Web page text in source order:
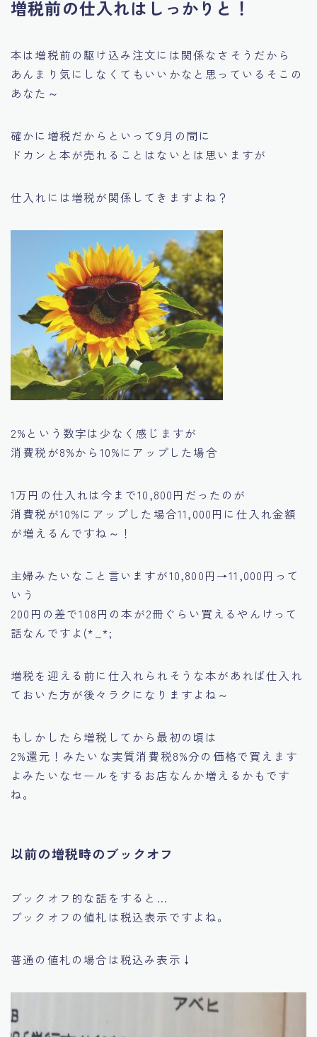
増税前の仕入れはしっかりと！
本は増税前の駆け込み注文には関係なさそうだから
あんまり気にしなくてもいいかなと思っているそこの
あなた～
確かに増税だからといって9月の間に
ドカンと本が売れることはないとは思いますが
仕入れには増税が関係してきますよね？
2%という数字は少なく感じますが
消費税が8%から10%にアップした場合
1万円の仕入れは今まで10,800円だったのが
消費税が10%にアップした場合11,000円に仕入れ金額
が増えるんですね～！
主婦みたいなこと言いますが10,800円→11,000円って
いう
200円の差で108円の本が2冊ぐらい買えるやんけ って
話なんですよ(*_*;
増税を迎える前に仕入れられそうな本があれば仕入れ
ておいた方が後々ラクになりますよね～
もしかしたら増税してから最初の頃は
2%還元！みたいな実質消費税8%分の価格で買えます
よみたいなセールをするお店なんか増えるかもです
ね。
以前の増税時のブックオフ
ブックオフ的な話をすると…
ブックオフの値札は税込表示ですよね。
普通の値札の場合は税込み表示↓